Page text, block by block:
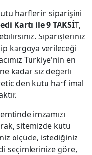
kutu harflerin siparişini
Kartı ile 9 TAKSİT,
Siparişleriniz
kargoya verileceği
Türkiye'nin en
kadar siz değerli
kutu harf imal
imzamızı
sitemizde kutu
ölçüde, istediğiniz
seçimlerinize göre,